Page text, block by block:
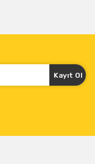
Kayıt Ol